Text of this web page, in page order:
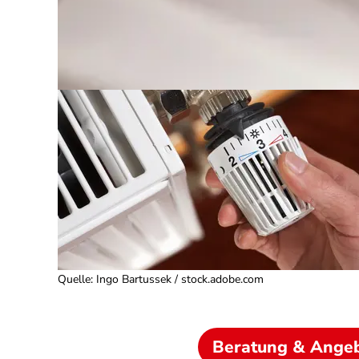
Quelle: Ingo Bartussek / stock.adobe.com
Beratung &